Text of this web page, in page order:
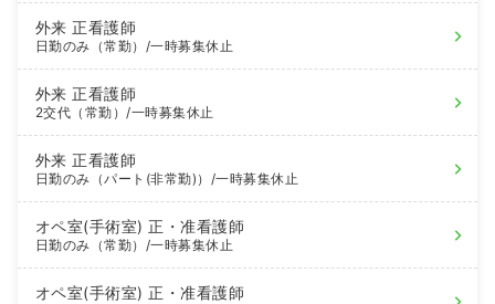
外来正看護師
日勤のみ（常勤） /一時募集休止
外来正看護師
2交代（常勤）/一時募集休止
外来正看護師
日勤のみ（パート(非常勤)） /一時募集休止
オペ室(手術室)正・准看護師
日勤のみ（常勤） /一時募集休止
オペ室(手術室)正・准看護師